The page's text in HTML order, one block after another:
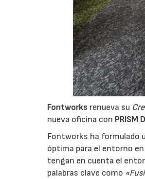
Fontworks renueva su
nueva oficina con PRISM
Fontworks ha formulado
óptima para el entorno
tengan en cuenta el
palabras clave como